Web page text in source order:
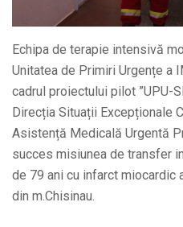
Echipa de terapie intensivă
Unitatea de Primiri Urgențe a
cadrul proiectului pilot ”UPU-
Direcția Situații Excepționale
Asistență Medicală Urgentă
succes misiunea de transfer
de 79 ani cu infarct miocardic
din m.Chisinau.